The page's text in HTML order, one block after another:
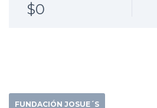
$0
FUNDACIÓN JOSUE´S